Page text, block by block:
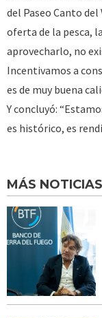
del Paseo Canto
oferta de la pesca,
aprovecharlo, no
Incentivamos a
es de muy buena
Y concluyó:
es histórico, es
MÁS NOTICIAS